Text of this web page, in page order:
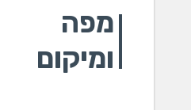
מפה
ומיקום